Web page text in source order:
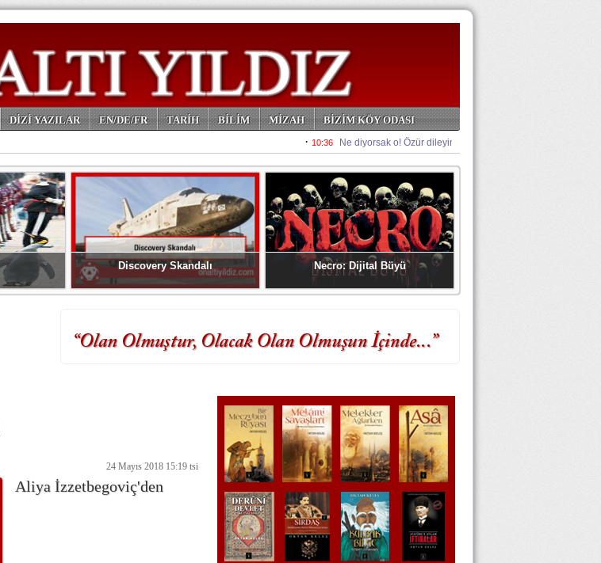
DİZİ YAZILAR EN/DE/FR TARİH BİLİM MİZAH
BİZİM KÖY ODASI
Discovery Skandalı Necro: Dijital Büyü
24 Mayıs 2018 15:19 tsi
Aliya İzzetbegoviç'den